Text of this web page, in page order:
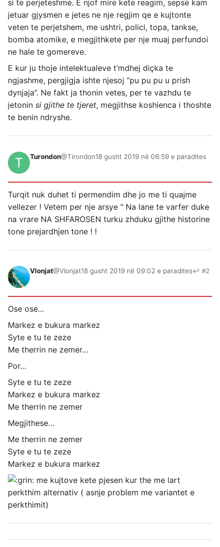
si te perjeteshme. E njof mire kete reagim, sepse kam
jetuar gjysmen e jetes ne nje regjim qe e kujtonte
veten te perjetshem, me ushtri, polici, topa, tankse,
bomba atomike, e megjithkete per nje muaj perfundoi
ne hale te gomereve.
E kur ju thoje intelektualeve t’mdhej diçka te
ngjashme, pergjigja ishte njesoj “pu pu pu u prish
dynjaja”. Ne fakt ja thonin vetes, per te vazhdu te
jetonin si gjithe te tjeret, megjithse koshienca i thoshte
te benin ndryshe.
Turondon@Tirondon18 gusht 2019 në 06:59 e paradites
Turqit nuk duhet ti permendim dhe jo me ti quajme
vellezer ! Vetem per nje arsye " Na lane te varfer duke
na vrare NA SHFAROSEN turku zhduku gjithe historine
tone prejardhjen tone ! !
Vlonjat@Vlonjat18 gusht 2019 në 09:02 e paradites↩ #2
Ose ose…
Markez e bukura markez
Syte e tu te zeze
Me therrin ne zemer…
Por…
Syte e tu te zeze
Markez e bukura markez
Me therrin ne zemer
Megjithese…
Me therrin ne zemer
Syte e tu te zeze
Markez e bukura markez
me kujtove kete pjesen kur the me lart
perkthim alternativ ( asnje problem me variantet e
perkthimit)